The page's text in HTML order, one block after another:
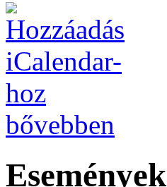
bővebben
Események